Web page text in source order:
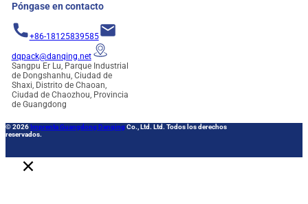
Póngase en contacto
+86-18125839585
dqpack@danqing.net
Sangpu Er Lu, Parque Industrial
de Dongshanhu, Ciudad de
Shaxi, Distrito de Chaoan,
Ciudad de Chaozhou, Provincia
de Guangdong
© 2026 Imprenta Guangdong Danqing Co., Ltd. Ltd. Todos los derechos
reservados.